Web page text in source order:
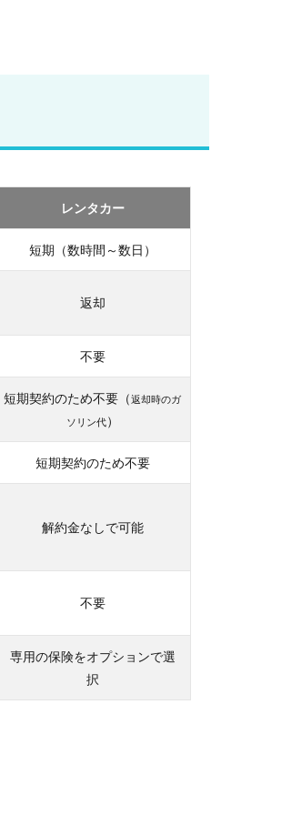
レンタカー
短期（数時間～数日）
返却
不要
短期契約のため不要（返却時のガ
ソリン代）
短期契約のため不要
解約金なしで可能
不要
専用の保険をオプションで選
択